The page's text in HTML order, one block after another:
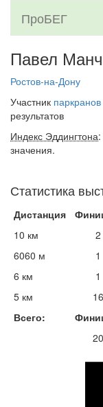
ПроБЕГ
Павел
Ростов-на-Дону
Участник паркранов
результатов
Индекс Эддингтона
значения.
Статистика
Дистанция
10 км
2
6060 м
1
6 км
1
5 км
16
Всего:
20